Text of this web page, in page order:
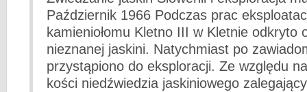
Październik 1966 Podczas prac
kamieniołomu Kletno III w Kletnie odkryto
nieznanej jaskini. Natychmiast po
przystąpiono do eksploracji. Ze względu
kości niedźwiedzia jaskiniowego